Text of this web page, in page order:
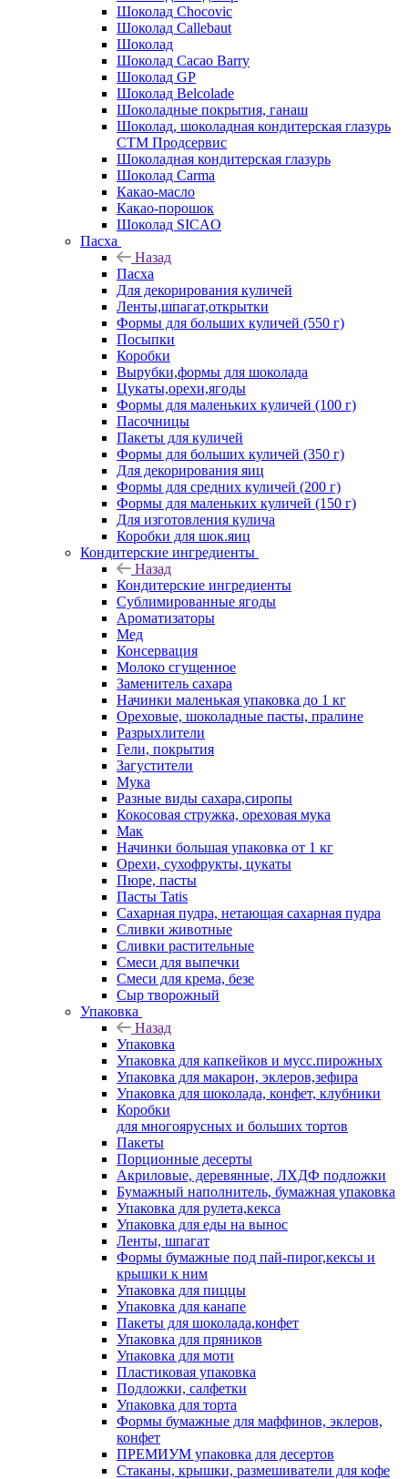
Шоколад Chocovic
Шоколад Callebaut
Шоколад
Шоколад Cacao Barry
Шоколад GP
Шоколад Belcolade
Шоколадные покрытия, ганаш
Шоколад, шоколадная кондитерская глазурь
СТМ Продсервис
Шоколадная кондитерская глазурь
Шоколад Carma
Какао-масло
Какао-порошок
Шоколад SICAO
Пасха
Назад
Пасха
Для декорирования куличей
Ленты,шпагат,открытки
Формы для больших куличей (550 г)
Посыпки
Коробки
Вырубки,формы для шоколада
Цукаты,орехи,ягоды
Формы для маленьких куличей (100 г)
Пасочницы
Пакеты для куличей
Формы для больших куличей (350 г)
Для декорирования яиц
Формы для средних куличей (200 г)
Формы для маленьких куличей (150 г)
Для изготовления кулича
Коробки для шок.яиц
Кондитерские ингредиенты
Назад
Кондитерские ингредиенты
Сублимированные ягоды
Ароматизаторы
Мед
Консервация
Молоко сгущенное
Заменитель сахара
Начинки маленькая упаковка до 1 кг
Ореховые, шоколадные пасты, пралине
Разрыхлители
Гели, покрытия
Загустители
Мука
Разные виды сахара,сиропы
Кокосовая стружка, ореховая мука
Мак
Начинки большая упаковка от 1 кг
Орехи, сухофрукты, цукаты
Пюре, пасты
Пасты Tatis
Сахарная пудра, нетающая сахарная пудра
Сливки животные
Сливки растительные
Смеси для выпечки
Смеси для крема, безе
Сыр творожный
Упаковка
Назад
Упаковка
Упаковка для капкейков и мусс.пирожных
Упаковка для макарон, эклеров,зефира
Упаковка для шоколада, конфет, клубники
Коробки
для многоярусных и больших тортов
Пакеты
Порционные десерты
Акриловые, деревянные, ЛХДФ подложки
Бумажный наполнитель, бумажная упаковка
Упаковка для рулета,кекса
Упаковка для еды на вынос
Ленты, шпагат
Формы бумажные под пай-пирог,кексы и
крышки к ним
Упаковка для пиццы
Упаковка для канапе
Пакеты для шоколада,конфет
Упаковка для пряников
Упаковка для моти
Пластиковая упаковка
Подложки, салфетки
Упаковка для торта
Формы бумажные для маффинов, эклеров,
конфет
ПРЕМИУМ упаковка для десертов
Стаканы, крышки, размешиватели для кофе